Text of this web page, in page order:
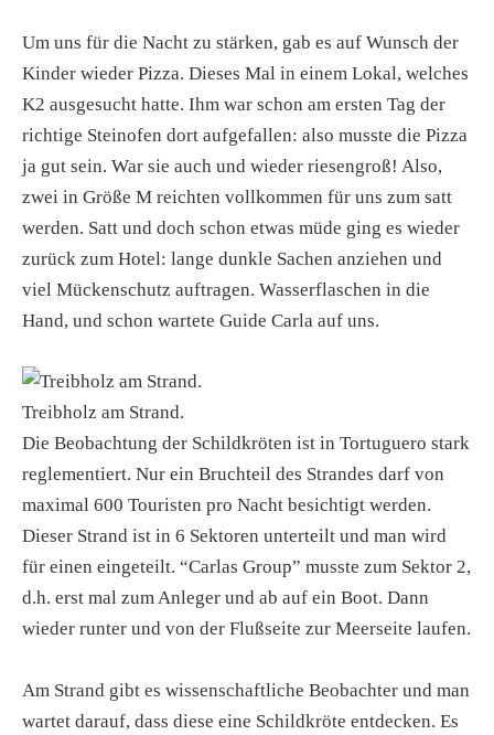
Um uns für die Nacht zu stärken, gab es auf Wunsch der
Kinder wieder Pizza. Dieses Mal in einem Lokal, welches
K2 ausgesucht hatte. Ihm war schon am ersten Tag der
richtige Steinofen dort aufgefallen: also musste die Pizza
ja gut sein. War sie auch und wieder riesengroß! Also,
zwei in Größe M reichten vollkommen für uns zum satt
werden. Satt und doch schon etwas müde ging es wieder
zurück zum Hotel: lange dunkle Sachen anziehen und
viel Mückenschutz auftragen. Wasserflaschen in die
Hand, und schon wartete Guide Carla auf uns.
Treibholz am Strand.
Die Beobachtung der Schildkröten ist in Tortuguero stark
reglementiert. Nur ein Bruchteil des Strandes darf von
maximal 600 Touristen pro Nacht besichtigt werden.
Dieser Strand ist in 6 Sektoren unterteilt und man wird
für einen eingeteilt. “Carlas Group” musste zum Sektor 2,
d.h. erst mal zum Anleger und ab auf ein Boot. Dann
wieder runter und von der Flußseite zur Meerseite laufen.
Am Strand gibt es wissenschaftliche Beobachter und man
wartet darauf, dass diese eine Schildkröte entdecken. Es